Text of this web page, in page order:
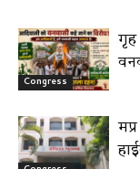
Congress
गृह